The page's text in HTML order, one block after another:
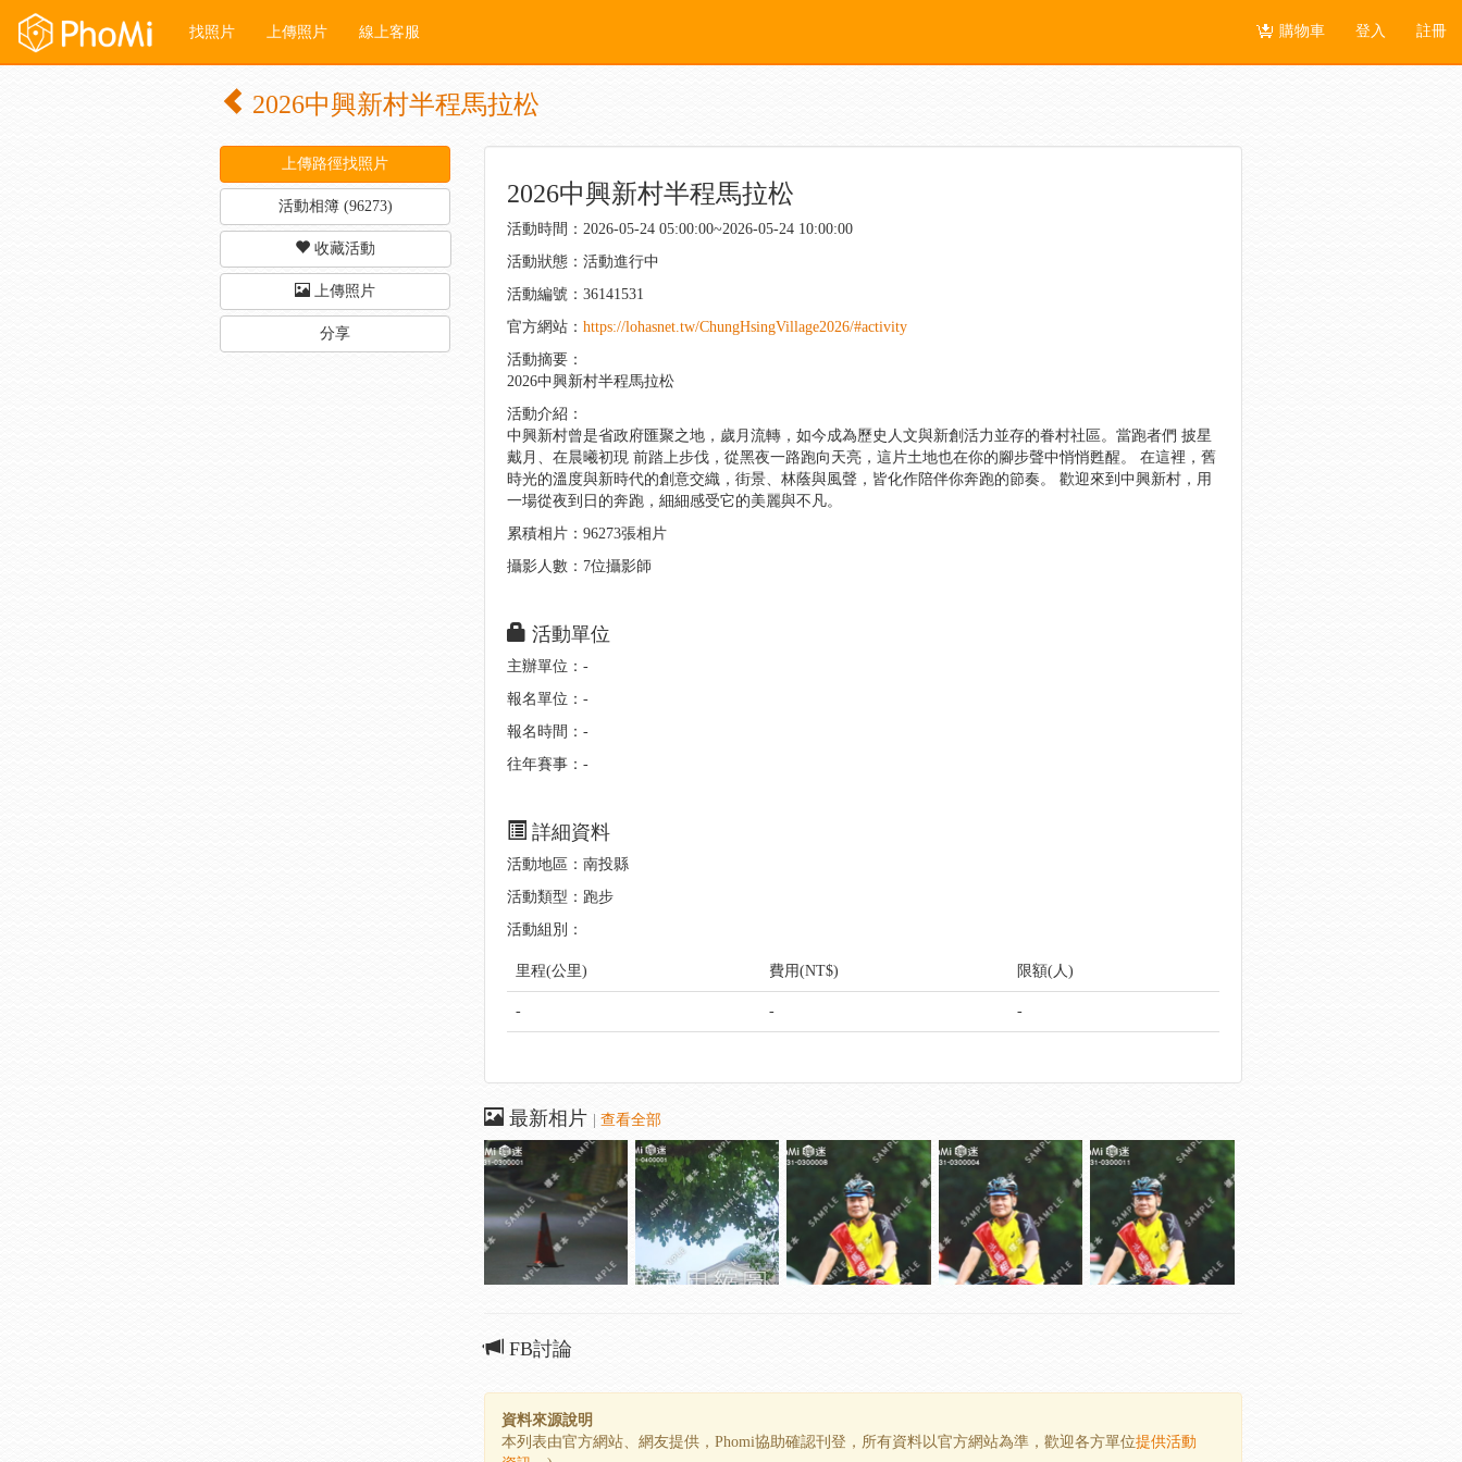
找照片 上傳照片 線上客服 購物車 登入 註冊
2026中興新村半程馬拉松
上傳路徑找照片
活動相簿 (96273)
收藏活動
上傳照片
分享
2026中興新村半程馬拉松
活動時間：2026-05-24 05:00:00~2026-05-24 10:00:00
活動狀態：活動進行中
活動編號：36141531
官方網站： https://lohasnet.tw/ChungHsingVillage2026/#activity
活動摘要：
2026中興新村半程馬拉松
活動介紹：
中興新村曾是省政府匯聚之地，歲月流轉，如今成為歷史人文與新創活力並存的眷村社區。當跑者們 披星
戴月、在晨曦初現 前踏上步伐，從黑夜一路跑向天亮，這片土地也在你的腳步聲中悄悄甦醒。 在這裡，舊
時光的溫度與新時代的創意交織，街景、林蔭與風聲，皆化作陪伴你奔跑的節奏。 歡迎來到中興新村，用
一場從夜到日的奔跑，細細感受它的美麗與不凡。
累積相片：96273張相片
攝影人數：7位攝影師
活動單位
主辦單位：-
報名單位：-
報名時間：-
往年賽事：-
詳細資料
活動地區：南投縣
活動類型：跑步
活動組別：
里程(公里) 費用(NT$) 限額(人)
- - -
最新相片 查看全部
FB討論
資料來源說明
本列表由官方網站、網友提供，Phomi協助確認刊登，所有資料以官方網站為準，歡迎各方單位提供活動